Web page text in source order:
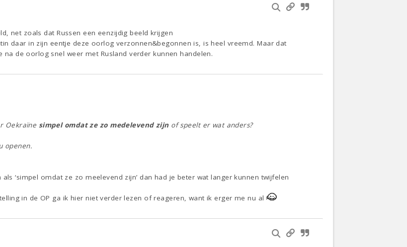
net zoals dat Russen een eenzijdig beeld krijgen
daar in zijn eentje deze oorlog verzonnen&begonnen is, is heel vreemd. Maar dat
de oorlog snel weer met Rusland verder kunnen handelen.
Oekraïne simpel omdat ze zo medelevend zijn of speelt er wat anders?
openen.
‘simpel omdat ze zo meelevend zijn’ dan had je beter wat langer kunnen twijfelen
in de OP ga ik hier niet verder lezen of reageren, want ik erger me nu al